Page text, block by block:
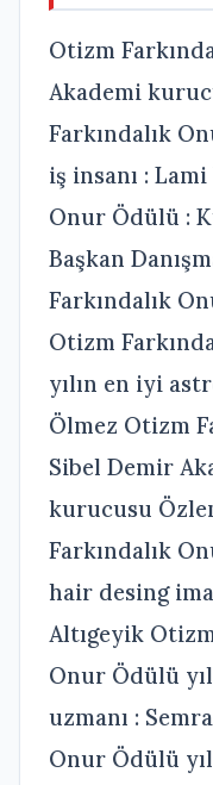
Otizm
Akademi
Farkındalık
iş insanı :
Onur Ödülü :
Başkan
Farkındalık
Otizm
yılın en iyi
Ölmez Otizm
Sibel Demir
kurucusu
Farkındalık
hair desing
Altıgeyik
Onur Ödülü
uzmanı :
Onur Ödülü